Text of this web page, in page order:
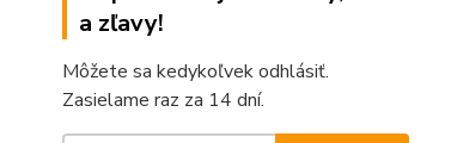
a zľavy!
Môžete sa kedykoľvek odhlásiť.
Zasielame raz za 14 dní.